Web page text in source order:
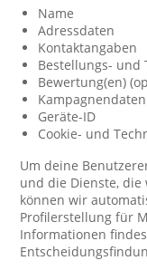
Name
Adressdaten
Kontaktangaben
Bestellungs- und
Bewertung(en)
Geräte-ID
Cookie- und
Um deine
und die Dienste,
können wir
Profilerstellung für
Informationen